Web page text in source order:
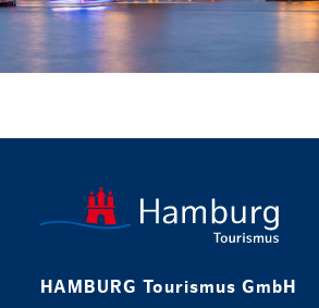
HAMBURG Tourismus GmbH